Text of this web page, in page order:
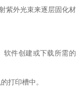
紫外光束来逐层固化材
软件创建或下载所需的
打印槽中。